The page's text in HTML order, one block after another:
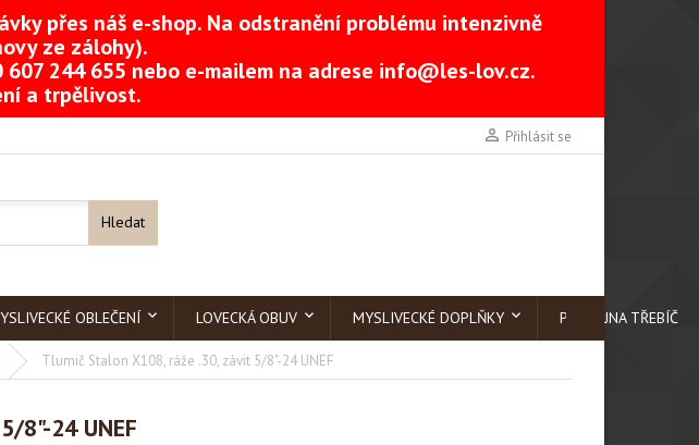
přes náš e-shop. Na odstranění problému intenzivně
ze zálohy).
244 655 nebo e-mailem na adrese info@les-lov.cz.
a trpělivost.
 Přihlásit se
Hledat
OBLEČENÍ LOVECKÁ OBUV MYSLIVECKÉ DOPLŇKY PRODEJNA TŘEBÍČ
Tlumič Stalon X108, ráže .30, závit 5/8"-24 UNEF
8"-24 UNEF